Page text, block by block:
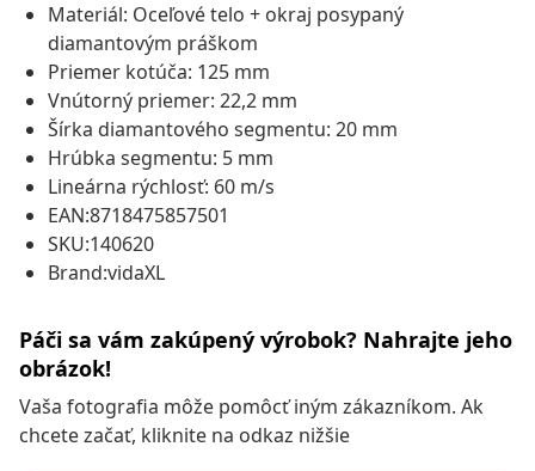
Materiál: Oceľové telo + okraj posypaný
diamantovým práškom
Priemer kotúča: 125 mm
Vnútorný priemer: 22,2 mm
Šírka diamantového segmentu: 20 mm
Hrúbka segmentu: 5 mm
Lineárna rýchlosť: 60 m/s
EAN:8718475857501
SKU:140620
Brand:vidaXL
Páči sa vám zakúpený výrobok? Nahrajte jeho
obrázok!
Vaša fotografia môže pomôcť iným zákazníkom. Ak
chcete začať, kliknite na odkaz nižšie